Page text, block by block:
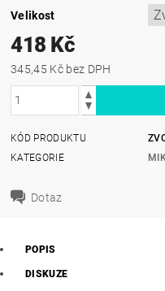
Velikost
418 Kč
345,45 Kč bez DPH
KÓD PRODUKTU
KATEGORIE
Dotaz
POPIS
DISKUZE